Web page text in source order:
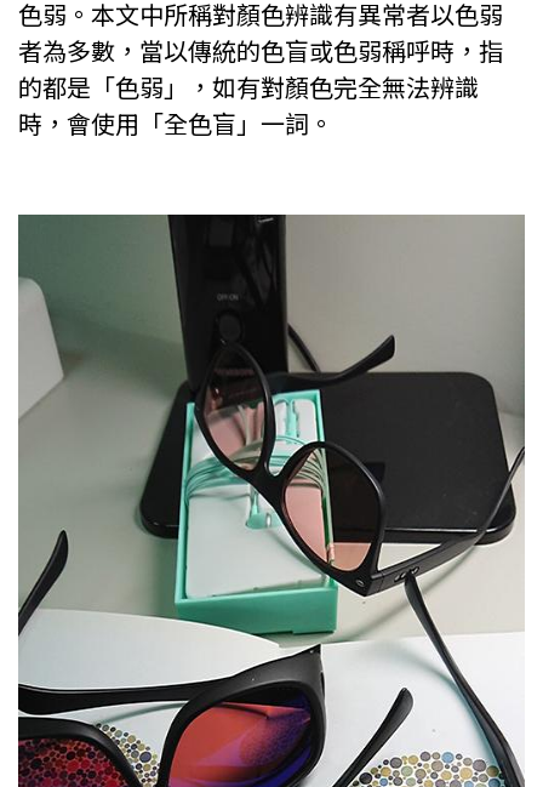
色弱。本文中所稱對顏色辨識有異常者以色弱
者為多數，當以傳統的色盲或色弱稱呼時，指
的都是「色弱」，如有對顏色完全無法辨識
時，會使用「全色盲」一詞。